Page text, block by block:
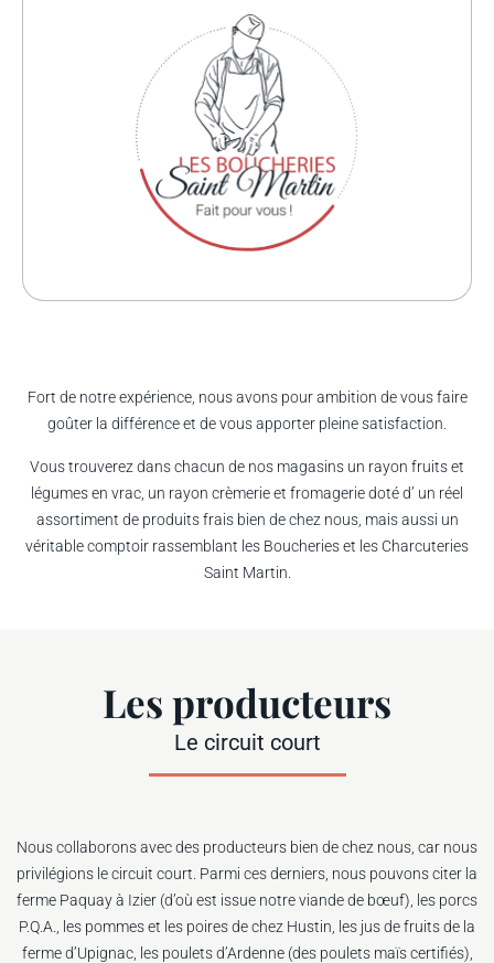
Nos boucheries
Nos enseignes Delhaize disposent de leur
propre boucherie sous le nom des Boucheries
Saint Martin. Vous y trouverez des produits de
qualité, travaillés dans le plus grand respect des
matières premières.
Fort de notre expérience, nous avons pour ambition de vous faire
goûter la différence et de vous apporter pleine satisfaction.
Vous trouverez dans chacun de nos magasins un rayon fruits et
légumes en vrac, un rayon crèmerie et fromagerie doté d’ un réel
assortiment de produits frais bien de chez nous, mais aussi un
véritable comptoir rassemblant les Boucheries et les Charcuteries
Saint Martin.
Les producteurs
Le circuit court
Nous collaborons avec des producteurs bien de chez nous, car nous
privilégions le circuit court. Parmi ces derniers, nous pouvons citer la
ferme Paquay à Izier (d’où est issue notre viande de bœuf), les porcs
P.Q.A., les pommes et les poires de chez Hustin, les jus de fruits de la
ferme d’Upignac, les poulets d’Ardenne (des poulets maïs certifiés),